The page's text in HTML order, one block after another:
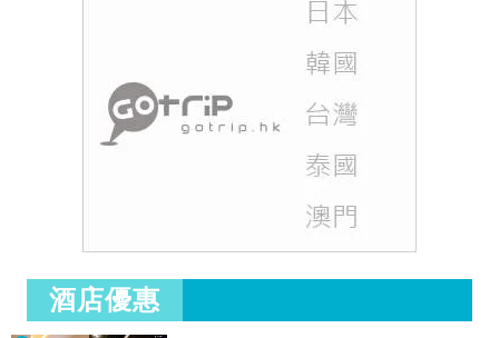
酒店優惠